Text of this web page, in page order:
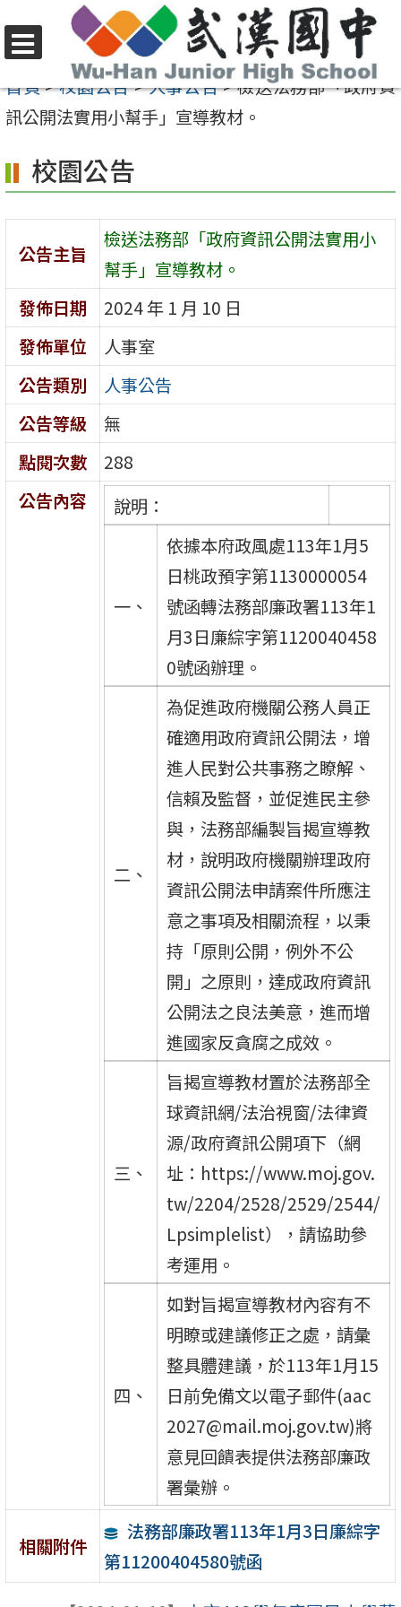
至
要
容
區
選
單
首頁>校園公告>人事公告>檢送法務部「政府資
訊公開法實用小幫手」宣導教材。
校園公告
公告主旨
檢送法務部「政府資訊公開法實用小
幫手」宣導教材。
發佈日期
2024 年 1 月 10 日
發佈單位
人事室
公告類別
人事公告
公告等級
無
點閱次數
288
公告內容
說明：
一、
依據本府政風處113年1月5
日桃政預字第1130000054
號函轉法務部廉政署113年1
月3日廉綜字第1120040458
0號函辦理。
二、
為促進政府機關公務人員正
確適用政府資訊公開法，增
進人民對公共事務之瞭解、
信賴及監督，並促進民主參
與，法務部編製旨揭宣導教
材，說明政府機關辦理政府
資訊公開法申請案件所應注
意之事項及相關流程，以秉
持「原則公開，例外不公
開」之原則，達成政府資訊
公開法之良法美意，進而增
進國家反貪腐之成效。
三、
旨揭宣導教材置於法務部全
球資訊網/法治視窗/法律資
源/政府資訊公開項下（網
址：https://www.moj.gov.
tw/2204/2528/2529/2544/
Lpsimplelist），請協助參
考運用。
四、
如對旨揭宣導教材內容有不
明瞭或建議修正之處，請彙
整具體建議，於113年1月15
日前免備文以電子郵件(aac
2027@mail.moj.gov.tw)將
意見回饋表提供法務部廉政
署彙辦。
相關附件
法務部廉政署113年1月3日廉綜字
第11200404580號函